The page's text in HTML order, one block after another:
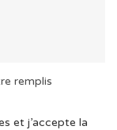
remplis
et j’accepte la